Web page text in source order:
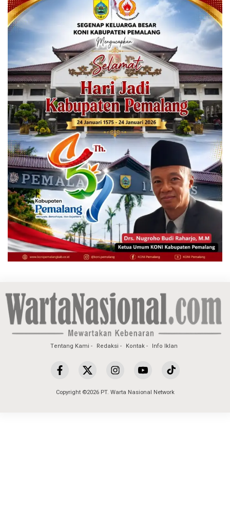
Tentang Kami Redaksi Kontak Info Iklan
Copyright ©2026 PT. Warta Nasional Network